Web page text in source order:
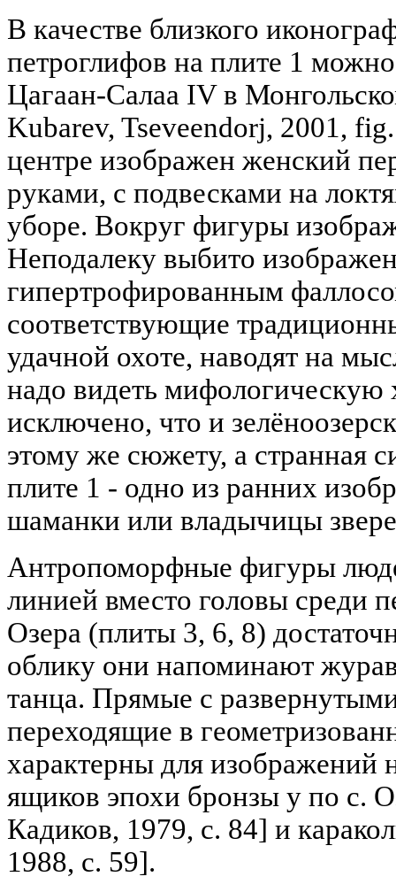
В качестве близкого
петроглифов на плите 1
Цагаан-Салаа IV в
Kubarev, Tseveendorj, 2001,
центре изображен женский
руками, с подвесками на
уборе. Вокруг фигуры
Неподалеку выбито
гипертрофированным
соответствующие
удачной охоте, наводят на
надо видеть мифологическую
исключено, что и
этому же сюжету, а странная
плите 1 - одно из ранних
шаманки или владычицы
Антропоморфные фигуры
линией вместо головы среди
Озера (плиты 3, 6, 8)
облику они напоминают
танца. Прямые с
переходящие в
характерны для изображений
ящиков эпохи бронзы у по с.
Кадиков, 1979, с. 84] и
1988, с. 59].